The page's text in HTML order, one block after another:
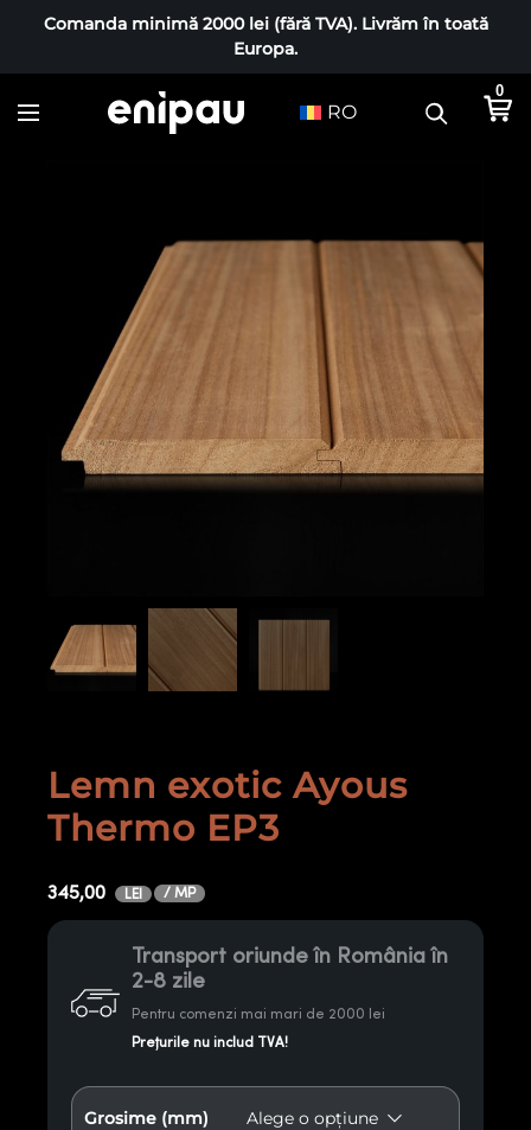
Comanda minimă 2000 lei (fără TVA). Livrăm în toată
Europa.
RO
0
Lemn exotic Ayous
Thermo EP3
345,00 LEI / MP
Transport oriunde în România în
2-8 zile
Pentru comenzi mai mari de 2000 lei
Prețurile nu includ TVA!
Grosime (mm)